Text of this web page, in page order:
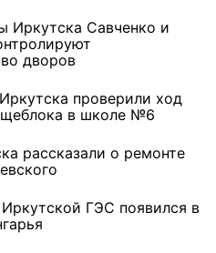
Иркутска Савченко и
дворов
проверили ход
в школе №6
рассказали о ремонте
ГЭС появился в